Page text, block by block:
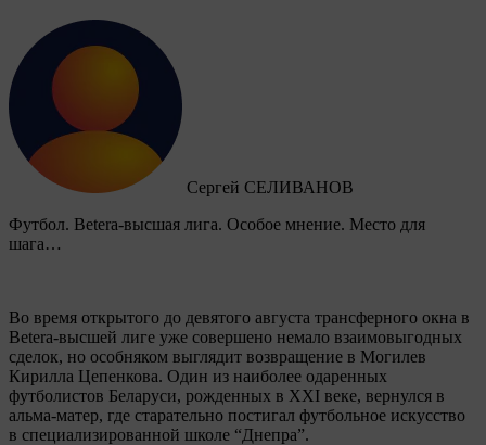
Сергей СЕЛИВАНОВ
Футбол. Betera-высшая лига. Особое мнение. Место для
шага…
Во время открытого до девятого августа трансферного окна в
Betera-высшей лиге уже совершено немало взаимовыгодных
сделок, но особняком выглядит возвращение в Могилев
Кирилла Цепенкова. Один из наиболее одаренных
футболистов Беларуси, рожденных в XXI веке, вернулся в
альма-матер, где старательно постигал футбольное искусство
в специализированной школе “Днепра”.